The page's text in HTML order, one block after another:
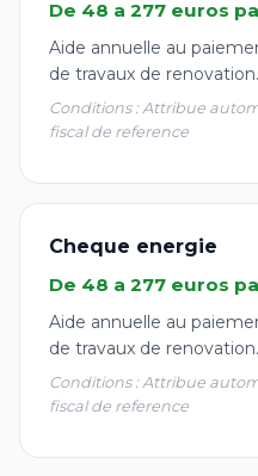
De 48 a 277 euros
Aide annuelle au
de travaux de renovation.
Conditions : Attribue
fiscal de reference
Cheque energie
De 48 a 277 euros
Aide annuelle au
de travaux de renovation.
Conditions : Attribue
fiscal de reference